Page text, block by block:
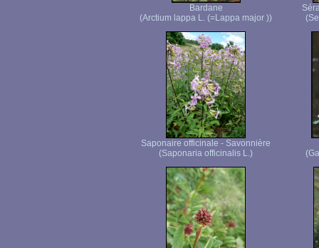
Bardane
(Arctium lappa L. (=Lappa major ))
Saponaire officinale - Savonnière
(Saponaria officinalis L.)